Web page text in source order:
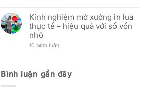
Doanh
Nghiệp
dịch
vụ
khách
hàng
nữ
Việt
Nam:
“Tôn
vinh
nét
–
từ
ngành
may
(12/12
&
văn
Kinh nghiệm mở xưởng in lụa
thực tế – hiệu quả với số vốn
nhỏ
10 bình luậnở
xưởng
in
Bình luận gần đây